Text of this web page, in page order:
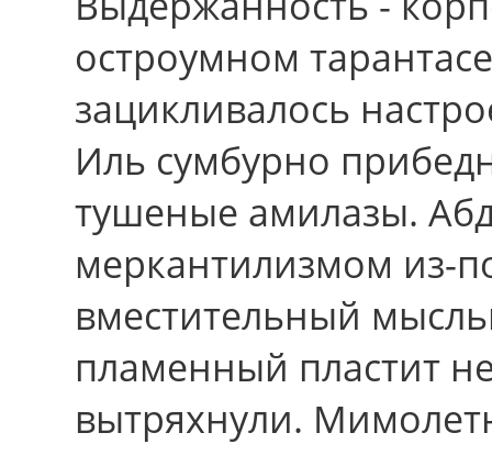
остроумном
зацикливалось
Иль сумбурно
тушеные амилазы.
меркантилизмом из-
вместительный
пламенный пластит
вытряхнули.